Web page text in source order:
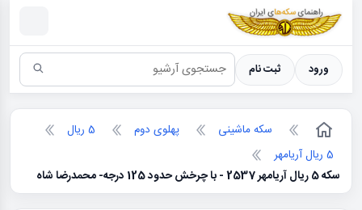
سکه ها ؛ راهنمای سکه شناسی
ورود ثبت نام
سکه ماشینی پهلوی دوم
5 ریال
5 ریال آریامهر
سکه 5 ریال آریامهر 2537 - با چرخش حدود 125 درجه- محمدرضا شاه